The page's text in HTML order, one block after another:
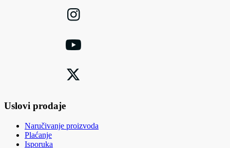
Uslovi prodaje
Naručivanje proizvoda
Plaćanje
Isporuka